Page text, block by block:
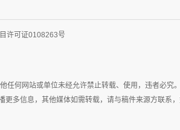
许可证0108263号
任何网站或单位未经允许禁止转载、使用，违者必究
多信息，其他媒体如需转载，请与稿件来源方联系